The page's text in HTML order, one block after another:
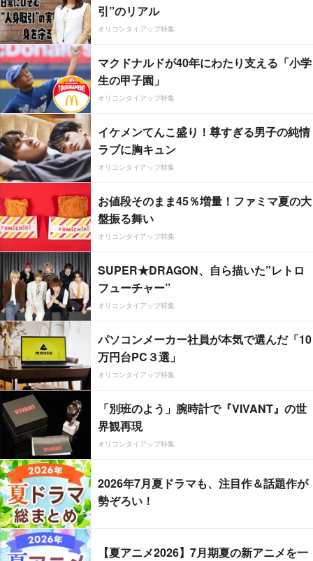
引”のリアル
オリコンタイアップ特集
マクドナルドが40年にわたり支える「小学
生の甲子園」
オリコンタイアップ特集
イケメンてんこ盛り！尊すぎる男子の純情
ラブに胸キュン
オリコンタイアップ特集
お値段そのまま45％増量！ファミマ夏の大
盤振る舞い
オリコンタイアップ特集
SUPER★DRAGON、自ら描いた”レトロ
フューチャー”
オリコンタイアップ特集
パソコンメーカー社員が本気で選んだ「10
万円台PC３選」
オリコンタイアップ特集
「別班のよう」腕時計で『VIVANT』の世
界観再現
オリコンタイアップ特集
2026年7月夏ドラマも、注目作＆話題作が
勢ぞろい！
【夏アニメ2026】7月期夏の新アニメを一